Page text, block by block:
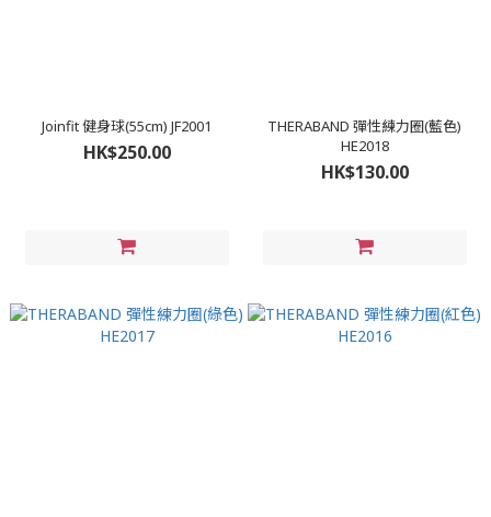
Joinfit 健身球(55cm) JF2001
HK$250.00
THERABAND 彈性練力圈(藍色)
HE2018
HK$130.00